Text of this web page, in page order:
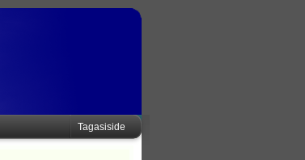
Tagasiside